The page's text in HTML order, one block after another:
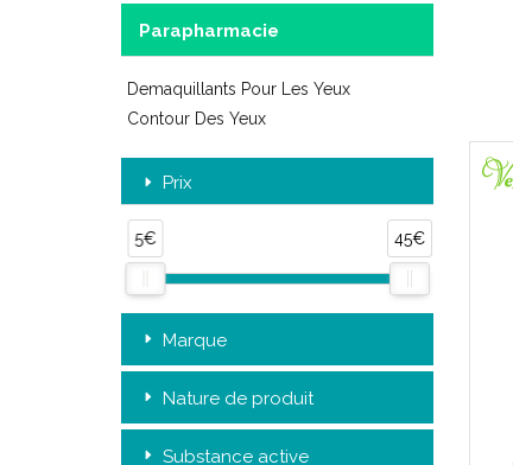
Parapharmacie
Demaquillants Pour Les Yeux
Contour Des Yeux
Prix
5€ 45€
Marque
Nature de produit
Substance active